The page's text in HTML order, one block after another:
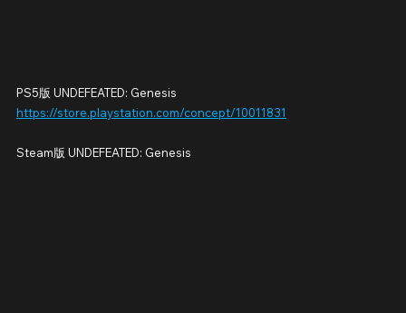
PS5版 UNDEFEATED: Genesis
https://store.playstation.com/concept/10011831
Steam版 UNDEFEATED: Genesis